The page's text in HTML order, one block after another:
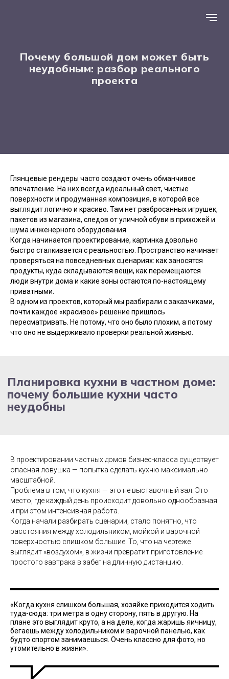
Почему большой дом может быть
неудобным: разбор реального
проекта
Глянцевые рендеры часто создают очень обманчивое
впечатление. На них всегда идеальный свет, чистые
поверхности и продуманная композиция, в которой все
выглядит логично и красиво. Там нет разбросанных игрушек,
пакетов из магазина, следов от уличной обуви в прихожей и
шума инженерного оборудования
Когда начинается проектирование, картинка довольно
быстро сталкивается с реальностью. Пространство начинает
проверяться на повседневных сценариях: как заносятся
продукты, куда складываются вещи, как перемещаются
люди внутри дома и какие зоны остаются по-настоящему
приватными.
В одном из проектов, который мы разбирали с заказчиками,
почти каждое «красивое» решение пришлось
пересматривать. Не потому, что оно было плохим, а потому
что оно не выдерживало проверки реальной жизнью.
Планировка кухни в частном доме:
почему большие кухни часто
неудобны
В проектировании частных домов бизнес-класса существует
опасная ловушка — попытка сделать кухню максимально
масштабной.
Проблема в том, что кухня — это не выставочный зал. Это
место, где каждый день происходит довольно однообразная
и при этом интенсивная работа.
Когда начали разбирать сценарии, стало понятно, что
расстояния между холодильником, мойкой и варочной
поверхностью слишком большие. То, что на чертеже
выглядит «воздухом», в жизни превратит приготовление
простого завтрака в забег на длинную дистанцию.
«Когда кухня слишком большая, хозяйке приходится ходить
туда-сюда: три метра в одну сторону, пять в другую. На
плане это выглядит круто, а на деле, когда жаришь яичницу,
бегаешь между холодильником и варочной панелью, как
будто спортом занимаешься. Очень классно для фото, но
утомительно в жизни».